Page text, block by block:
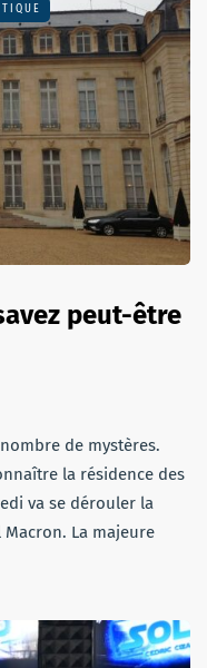
peut-être
de mystères.
la résidence des
va se dérouler la
Macron. La majeure